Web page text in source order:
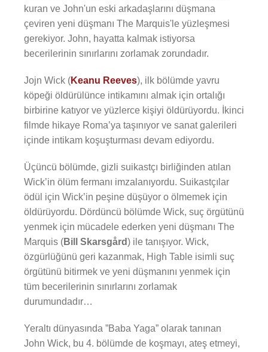
kuran ve John'un eski arkadaşlarını düşmana
çeviren yeni düşmanı The Marquis'le yüzleşmesi
gerekiyor. John, hayatta kalmak istiyorsa
becerilerinin sınırlarını zorlamak zorundadır.
Jojn Wick (Keanu Reeves), ilk bölümde yavru
köpeği öldürülünce intikamını almak için ortalığı
birbirine katıyor ve yüzlerce kişiyi öldürüyordu. İkinci
filmde hikaye Roma’ya taşınıyor ve sanat galerileri
içinde intikam koşuşturması devam ediyordu.
Üçüncü bölümde, gizli suikastçı birliğinden atılan
Wick’in ölüm fermanı imzalanıyordu. Suikastçılar
ödül için Wick’in peşine düşüyor o ölmemek için
öldürüyordu. Dördüncü bölümde Wick, suç örgütünü
yenmek için mücadele ederken yeni düşmanı The
Marquis (Bill Skarsgård) ile tanışıyor. Wick,
özgürlüğünü geri kazanmak, High Table isimli suç
örgütünü bitirmek ve yeni düşmanını yenmek için
tüm becerilerinin sınırlarını zorlamak
durumundadır…
Yeraltı dünyasında ”Baba Yaga” olarak tanınan
John Wick, bu 4. bölümde de koşmayı, ateş etmeyi,